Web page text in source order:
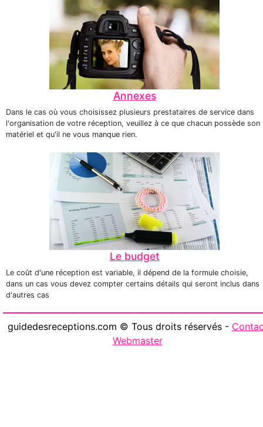
Annexes
Dans le cas où vous choisissez plusieurs prestataires de service dans
l'organisation de votre réception, veuillez à ce que chacun possède son
matériel et qu'il ne vous manque rien.
Le budget
Le coût d'une réception est variable, il dépend de la formule choisie,
dans un cas vous devez compter certains détails qui seront inclus dans
d'autres cas
guidedesreceptions.com © Tous droits réservés -
Webmaster